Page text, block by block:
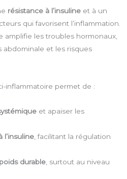
résistance à l’insuline et à un
qui favorisent l’inflammation.
les troubles hormonaux,
abdominale et les risques
inflammatoire permet de :
et apaiser les
l’insuline , facilitant la régulation
durable , surtout au niveau